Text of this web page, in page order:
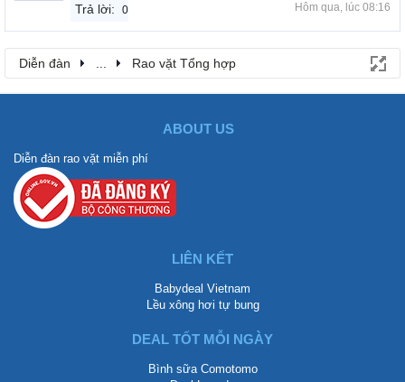
Trả lời: 0 Hôm qua, lúc 08:16
Diễn đàn ... Rao vặt Tổng hợp
ABOUT US
Diễn đàn rao vặt miễn phí
LIÊN KẾT
Babydeal Vietnam
Lều xông hơi tự bung
DEAL TỐT MỖI NGÀY
Bình sữa Comotomo